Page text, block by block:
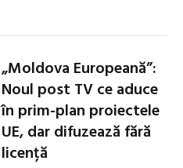
„Moldova Europeană”:
Noul post TV ce aduce
în prim-plan proiectele
UE, dar difuzează fără
licență